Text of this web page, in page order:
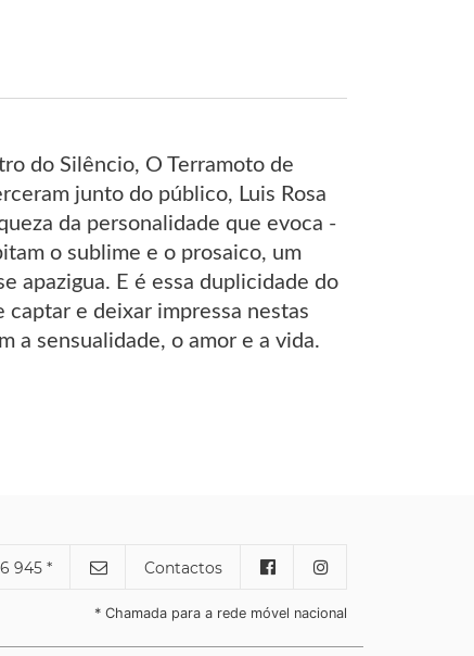
do Silêncio, O Terramoto de
junto do público, Luis Rosa
da personalidade que evoca -
o sublime e o prosaico, um
apazigua. E é essa duplicidade do
e deixar impressa nestas
a sensualidade, o amor e a vida.
945 * Contactos
* Chamada para a rede móvel nacional